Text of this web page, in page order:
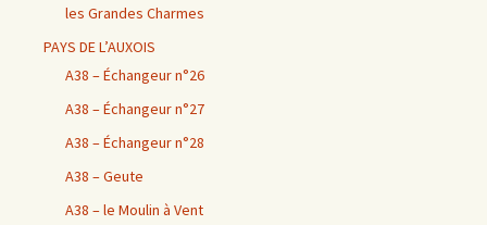
les Grandes Charmes
PAYS DE L’AUXOIS
A38 – Échangeur n°26
A38 – Échangeur n°27
A38 – Échangeur n°28
A38 – Geute
A38 – le Moulin à Vent